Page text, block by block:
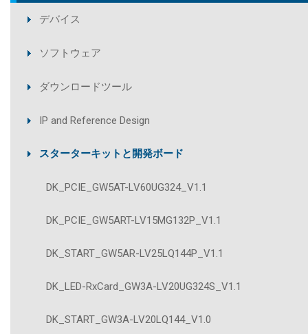
デバイス
ソフトウェア
ダウンロードツール
IP and Reference Design
スターターキットと開発ボード
DK_PCIE_GW5AT-LV60UG324_V1.1
DK_PCIE_GW5ART-LV15MG132P_V1.1
DK_START_GW5AR-LV25LQ144P_V1.1
DK_LED-RxCard_GW3A-LV20UG324S_V1.1
DK_START_GW3A-LV20LQ144_V1.0